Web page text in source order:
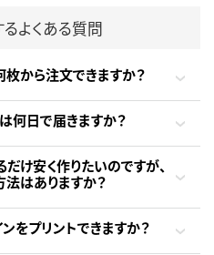
よくある質問
から注文できますか？
何日で届きますか？
け安く作りたいのですが、
はありますか？
をプリントできますか？